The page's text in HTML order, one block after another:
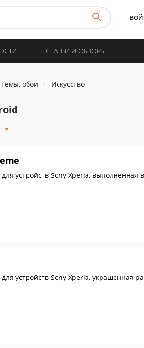
СТАТЬИ И ОБЗОРЫ
обои Искусство
устройств Sony Xperia, выполненная
устройств Sony Xperia, украшенная